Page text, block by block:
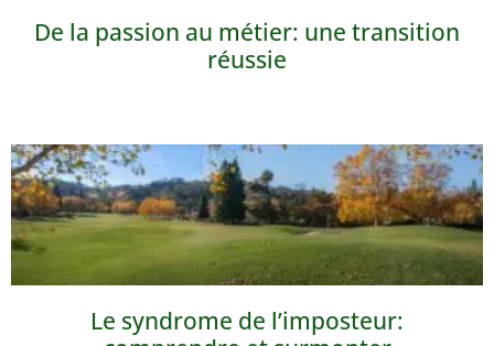
De la passion au métier: une transition
réussie
Le syndrome de l’imposteur: